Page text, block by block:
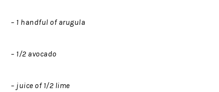
– 1 handful of arugula
– 1/2 avocado
– juice of 1/2 lime